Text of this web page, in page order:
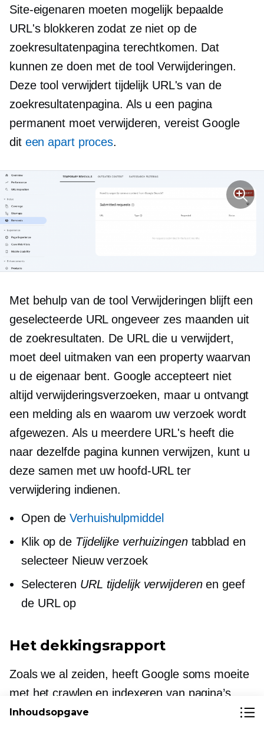
Site-eigenaren moeten mogelijk bepaalde
URL's blokkeren zodat ze niet op de
zoekresultatenpagina terechtkomen. Dat
kunnen ze doen met de tool Verwijderingen.
Deze tool verwijdert tijdelijk URL's van de
zoekresultatenpagina. Als u een pagina
permanent moet verwijderen, vereist Google
dit een apart proces.
Met behulp van de tool Verwijderingen blijft een
geselecteerde URL ongeveer zes maanden uit
de zoekresultaten. De URL die u verwijdert,
moet deel uitmaken van een property waarvan
u de eigenaar bent. Google accepteert niet
altijd verwijderingsverzoeken, maar u ontvangt
een melding als en waarom uw verzoek wordt
afgewezen. Als u meerdere URL's heeft die
naar dezelfde pagina kunnen verwijzen, kunt u
deze samen met uw hoofd-URL ter
verwijdering indienen.
Open deVerhuishulpmiddel
Klik op de Tijdelijke verhuizingentabblad en
selecteer Nieuw verzoek
Selecteren URL tijdelijk verwijderenen geef
de URL op
Het dekkingsrapport
Zoals we al zeiden, heeft Google soms moeite
met het crawlen en indexeren van pagina’s.
Het goede nieuws is dat Google u via Index
Inhoudsopgave